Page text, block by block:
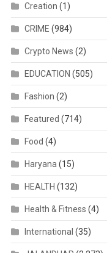
Creation (1)
CRIME (984)
Crypto News (2)
EDUCATION (505)
Fashion (2)
Featured (714)
Food (4)
Haryana (15)
HEALTH (132)
Health & Fitness (4)
International (35)